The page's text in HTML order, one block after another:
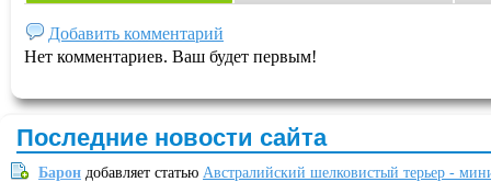
Добавить комментарий
Нет комментариев. Ваш будет первым!
Последние новости сайта
Барон добавляет статью Австралийский шелковистый терьер -